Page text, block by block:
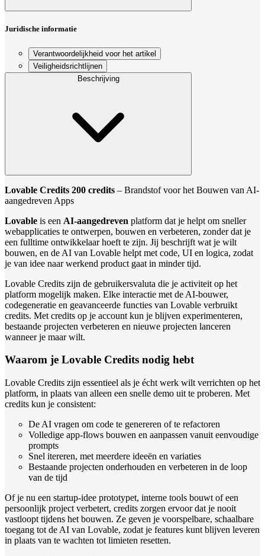
Juridische informatie
Verantwoordelijkheid voor het artikel
Veiligheidsrichtlijnen
Beschrijving
Lovable Credits 200 credits – Brandstof voor het Bouwen van AI-
aangedreven Apps
Lovable is een AI-aangedreven platform dat je helpt om sneller
webapplicaties te ontwerpen, bouwen en verbeteren, zonder dat je
een fulltime ontwikkelaar hoeft te zijn. Jij beschrijft wat je wilt
bouwen, en de AI van Lovable helpt met code, UI en logica, zodat
je van idee naar werkend product gaat in minder tijd.
Lovable Credits zijn de gebruikersvaluta die je activiteit op het
platform mogelijk maken. Elke interactie met de AI-bouwer,
codegeneratie en geavanceerde functies van Lovable verbruikt
credits. Met credits op je account kun je blijven experimenteren,
bestaande projecten verbeteren en nieuwe projecten lanceren
wanneer je maar wilt.
Waarom je Lovable Credits nodig hebt
Lovable Credits zijn essentieel als je écht werk wilt verrichten op het
platform, in plaats van alleen een snelle demo uit te proberen. Met
credits kun je consistent:
De AI vragen om code te genereren of te refactoren
Volledige app-flows bouwen en aanpassen vanuit eenvoudige
prompts
Snel itereren, met meerdere ideeën en variaties
Bestaande projecten onderhouden en verbeteren in de loop
van de tijd
Of je nu een startup-idee prototypet, interne tools bouwt of een
persoonlijk project verbetert, credits zorgen ervoor dat je nooit
vastloopt tijdens het bouwen. Ze geven je voorspelbare, schaalbare
toegang tot de AI van Lovable, zodat je features kunt blijven leveren
in plaats van te wachten tot limieten resetten.